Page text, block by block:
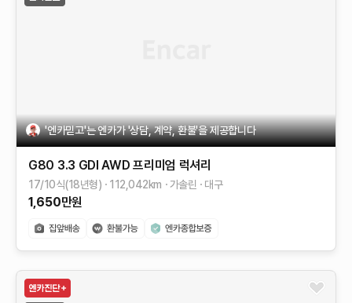
'엔카믿고'는 엔카가 '상담, 계약, 환불'을 제공합니다
G80 3.3 GDI AWD 프리미엄 럭셔리
17/10식(18년형) 112,042km 가솔린 대구
1,650만원